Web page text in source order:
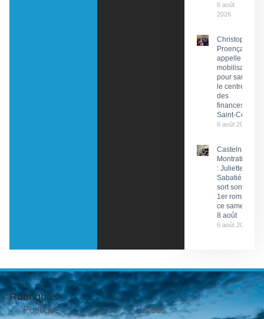
6 août
2026
Christophe
Proença
appelle à la
mobilisation
pour sauver
le centre
des
finances de
Saint-Céré
6 août 2026
Castelnau-
Montratier
: Juliette
Sabatié
sort son
1er roman
ce samedi
8 août
6 août 2026
Rubriques
Politique
Sorties